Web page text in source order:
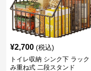
¥2,700 (税込)
トイレ収納 シンク下 ラッ
み重ね式 二段スタンド